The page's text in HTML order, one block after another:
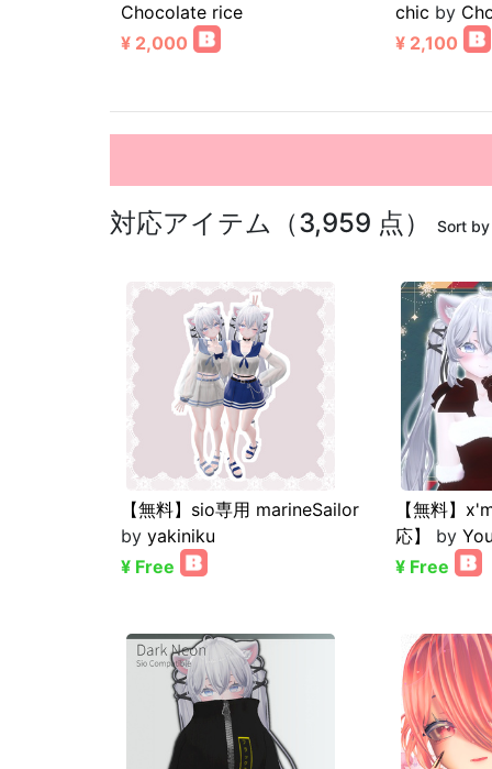
Chocolate rice
¥ 2,000
chic by
¥ 2,100
対応アイテム（3,959 点） Sort
【無料】sio専用 marineSailor
by yakiniku
¥ Free
【無料】
応】
by
¥ Free